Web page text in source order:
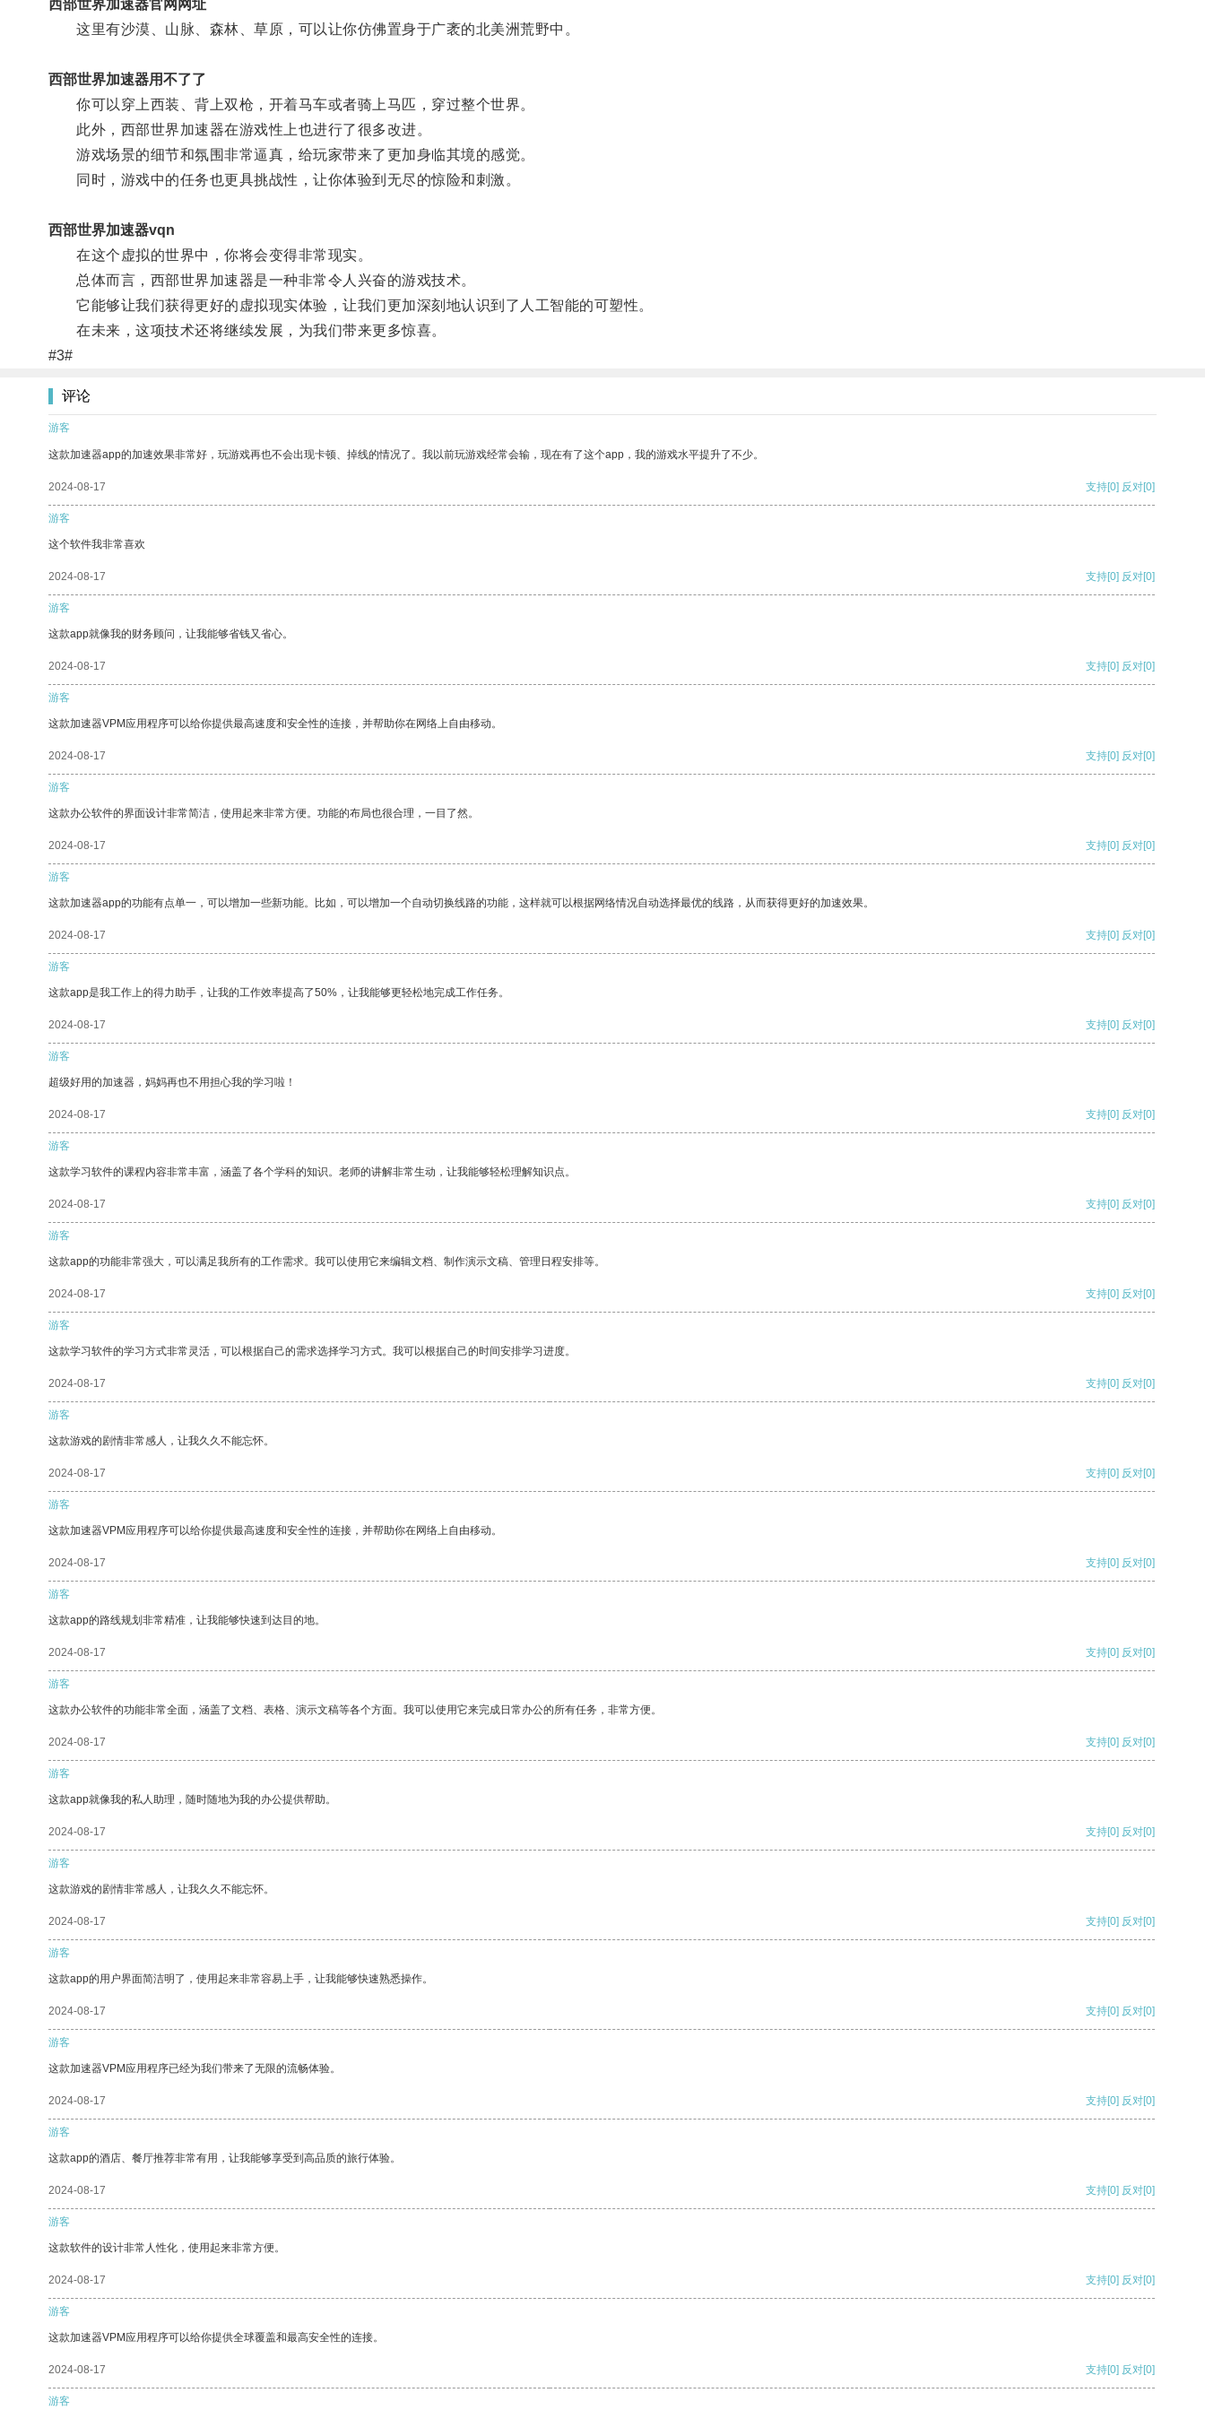
西部世界加速器官网网址
这里有沙漠、山脉、森林、草原，可以让你仿佛置身于广袤的北美洲荒野中。
西部世界加速器用不了了
你可以穿上西装、背上双枪，开着马车或者骑上马匹，穿过整个世界。
此外，西部世界加速器在游戏性上也进行了很多改进。
游戏场景的细节和氛围非常逼真，给玩家带来了更加身临其境的感觉。
同时，游戏中的任务也更具挑战性，让你体验到无尽的惊险和刺激。
西部世界加速器vqn
在这个虚拟的世界中，你将会变得非常现实。
总体而言，西部世界加速器是一种非常令人兴奋的游戏技术。
它能够让我们获得更好的虚拟现实体验，让我们更加深刻地认识到了人工智能的可塑性。
在未来，这项技术还将继续发展，为我们带来更多惊喜。
#3#
评论
游客
这款加速器app的加速效果非常好，玩游戏再也不会出现卡顿、掉线的情况了。我以前玩游戏经常会输，现在有了这个app，我的游戏水平提升了不少。
2024-08-17 支持[0] 反对[0]
游客
这个软件我非常喜欢
2024-08-17 支持[0] 反对[0]
游客
这款app就像我的财务顾问，让我能够省钱又省心。
2024-08-17 支持[0] 反对[0]
游客
这款加速器VPM应用程序可以给你提供最高速度和安全性的连接，并帮助你在网络上自由移动。
2024-08-17 支持[0] 反对[0]
游客
这款办公软件的界面设计非常简洁，使用起来非常方便。功能的布局也很合理，一目了然。
2024-08-17 支持[0] 反对[0]
游客
这款加速器app的功能有点单一，可以增加一些新功能。比如，可以增加一个自动切换线路的功能，这样就可以根据网络情况自动选择最优的线路，从而获得更好的加速效果。
2024-08-17 支持[0] 反对[0]
游客
这款app是我工作上的得力助手，让我的工作效率提高了50%，让我能够更轻松地完成工作任务。
2024-08-17 支持[0] 反对[0]
游客
超级好用的加速器，妈妈再也不用担心我的学习啦！
2024-08-17 支持[0] 反对[0]
游客
这款学习软件的课程内容非常丰富，涵盖了各个学科的知识。老师的讲解非常生动，让我能够轻松理解知识点。
2024-08-17 支持[0] 反对[0]
游客
这款app的功能非常强大，可以满足我所有的工作需求。我可以使用它来编辑文档、制作演示文稿、管理日程安排等。
2024-08-17 支持[0] 反对[0]
游客
这款学习软件的学习方式非常灵活，可以根据自己的需求选择学习方式。我可以根据自己的时间安排学习进度。
2024-08-17 支持[0] 反对[0]
游客
这款游戏的剧情非常感人，让我久久不能忘怀。
2024-08-17 支持[0] 反对[0]
游客
这款加速器VPM应用程序可以给你提供最高速度和安全性的连接，并帮助你在网络上自由移动。
2024-08-17 支持[0] 反对[0]
游客
这款app的路线规划非常精准，让我能够快速到达目的地。
2024-08-17 支持[0] 反对[0]
游客
这款办公软件的功能非常全面，涵盖了文档、表格、演示文稿等各个方面。我可以使用它来完成日常办公的所有任务，非常方便。
2024-08-17 支持[0] 反对[0]
游客
这款app就像我的私人助理，随时随地为我的办公提供帮助。
2024-08-17 支持[0] 反对[0]
游客
这款游戏的剧情非常感人，让我久久不能忘怀。
2024-08-17 支持[0] 反对[0]
游客
这款app的用户界面简洁明了，使用起来非常容易上手，让我能够快速熟悉操作。
2024-08-17 支持[0] 反对[0]
游客
这款加速器VPM应用程序已经为我们带来了无限的流畅体验。
2024-08-17 支持[0] 反对[0]
游客
这款app的酒店、餐厅推荐非常有用，让我能够享受到高品质的旅行体验。
2024-08-17 支持[0] 反对[0]
游客
这款软件的设计非常人性化，使用起来非常方便。
2024-08-17 支持[0] 反对[0]
游客
这款加速器VPM应用程序可以给你提供全球覆盖和最高安全性的连接。
2024-08-17 支持[0] 反对[0]
游客